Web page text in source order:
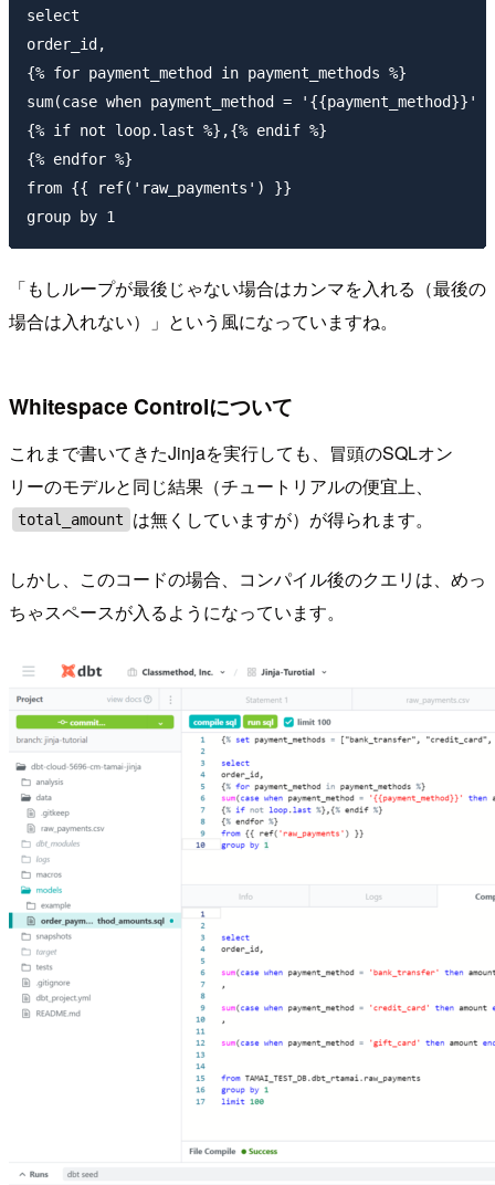
select
order_id,
{% for payment_method in payment_methods %}
sum(case when payment_method = '{{payment_method}}'
{% if not loop.last %},{% endif %}
{% endfor %}
from {{ ref('raw_payments') }}
「もしループが最後じゃない場合はカンマを入れる（最後の
場合は入れない）」という風になっていますね。
Whitespace Controlについて
これまで書いてきたJinjaを実行しても、冒頭のSQLオン
リーのモデルと同じ結果（チュートリアルの便宜上、
total_amount は無くしていますが）が得られます。
しかし、このコードの場合、コンパイル後のクエリは、めっ
ちゃスペースが入るようになっています。